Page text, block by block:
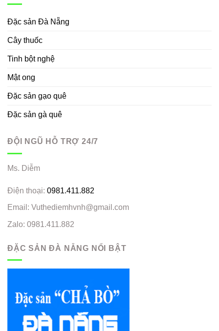
Đặc sản Đà Nẵng
Cây thuốc
Tinh bột nghệ
Mật ong
Đặc sản gạo quê
Đặc sản gà quê
ĐỘI NGŨ HỖ TRỢ 24/7
Ms. Diễm
Điện thoại: 0981.411.882
Email: Vuthediemhvnh@gmail.com
Zalo: 0981.411.882
ĐẶC SẢN ĐÀ NẴNG NỔI BẬT